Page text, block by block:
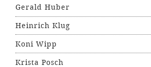
Gerald Huber
Heinrich Klug
Koni Wipp
Krista Posch